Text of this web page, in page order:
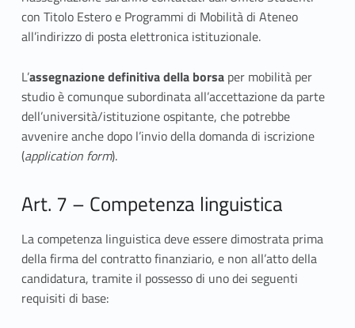
con Titolo Estero e Programmi di Mobilità di Ateneo
all’indirizzo di posta elettronica istituzionale.
L’assegnazione definitiva della borsaper mobilità per
studio è comunque subordinata all’accettazione da parte
dell’università/istituzione ospitante, che potrebbe
avvenire anche dopo l’invio della domanda di iscrizione
(application form).
Art. 7 – Competenza linguistica
La competenza linguistica deve essere dimostrata prima
della firma del contratto finanziario, e non all’atto della
candidatura, tramite il possesso di uno dei seguenti
requisiti di base: